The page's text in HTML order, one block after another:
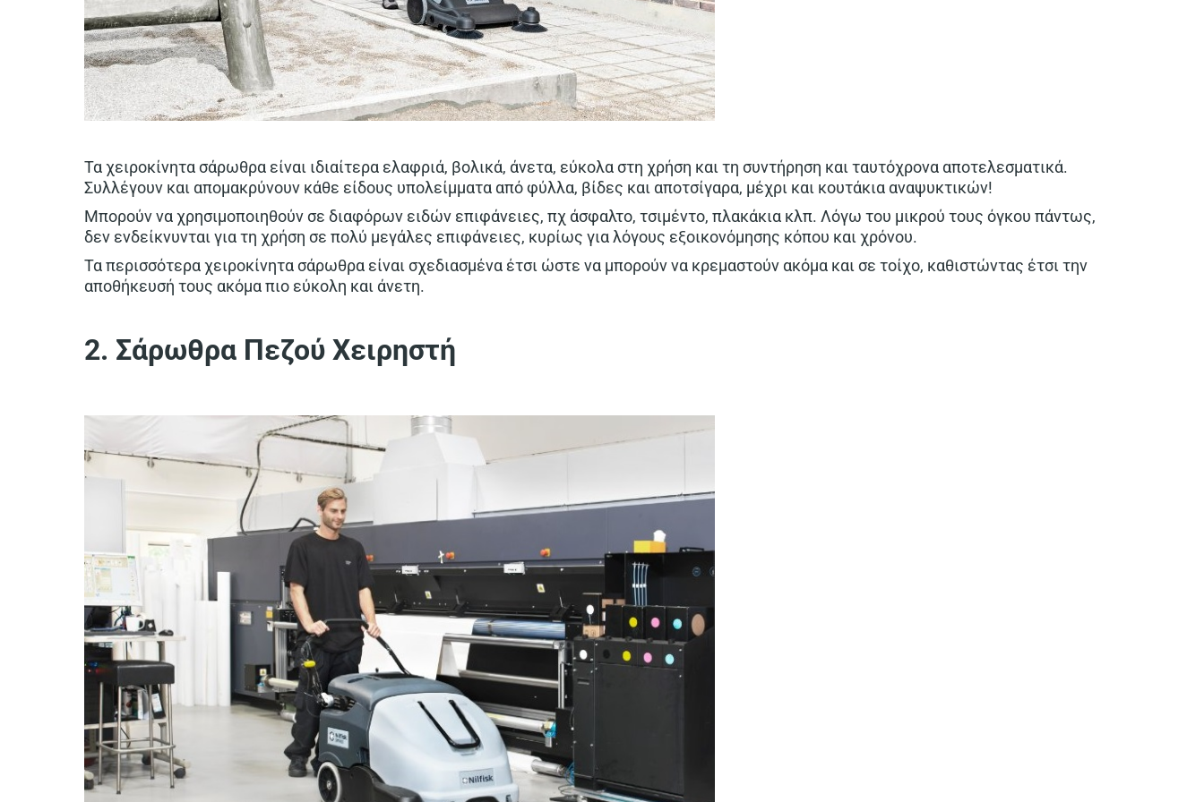
Τα χειροκίνητα σάρωθρα είναι ιδιαίτερα ελαφριά, βολικά, άνετα, εύκολα στη χρήση και τη συντήρηση και ταυτόχρονα αποτελεσματικά.
Συλλέγουν και απομακρύνουν κάθε είδους υπολείμματα από φύλλα, βίδες και αποτσίγαρα, μέχρι και κουτάκια αναψυκτικών!
Μπορούν να χρησιμοποιηθούν σε διαφόρων ειδών επιφάνειες, πχ άσφαλτο, τσιμέντο, πλακάκια κλπ. Λόγω του μικρού τους όγκου πάντως,
δεν ενδείκνυνται για τη χρήση σε πολύ μεγάλες επιφάνειες, κυρίως για λόγους εξοικονόμησης κόπου και χρόνου.
Τα περισσότερα χειροκίνητα σάρωθρα είναι σχεδιασμένα έτσι ώστε να μπορούν να κρεμαστούν ακόμα και σε τοίχο, καθιστώντας έτσι την
αποθήκευσή τους ακόμα πιο εύκολη και άνετη.
2. Σάρωθρα Πεζού Χειρηστή